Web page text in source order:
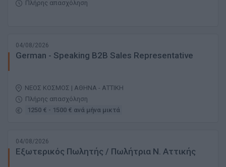
Πλήρης απασχόληση
04/08/2026
German - Speaking B2B Sales Representative
ΝΕΟΣ ΚΟΣΜΟΣ | ΑΘΗΝΑ - ΑΤΤΙΚΗ
Πλήρης απασχόληση
1250 € - 1500 € ανά μήνα μικτά
04/08/2026
Εξωτερικός Πωλητής / Πωλήτρια Ν. Αττικής